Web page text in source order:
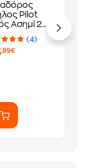
Pilot
Ασημί 2.0
(4)
,99€